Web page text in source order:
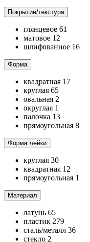
Покрытие/текстура
глянцевое 61
матовое 12
шлифованное 16
Форма
квадратная 17
круглая 65
овальная 2
округлая 1
палочка 13
прямоугольная 8
Форма лейки
круглая 30
квадратная 12
прямоугольная 1
Материал
латунь 65
пластик 279
сталь/металл 36
стекло 2